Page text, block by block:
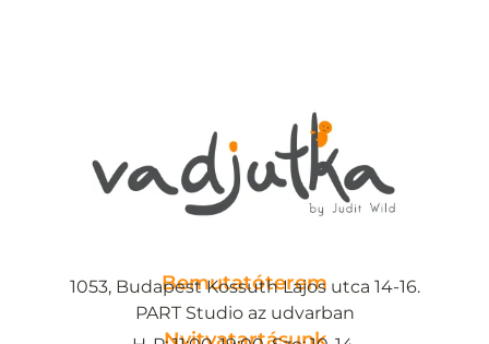
Bemutatóterem
1053, Budapest Kossuth Lajos utca 14-16.
PART Studio az udvarban